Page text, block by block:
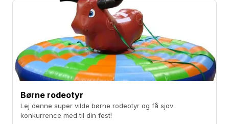
Pladsbehov: En diameter på 5 meter og en højde på
4 meter. Strømkrav: 1 x 230v, 2000w indenfor 20
meters rækkevidde. Underlag: Velegnet til græs og
asfalt, MEN ikke til grus eller sand
Børne rodeotyr
Lej denne super vilde børne rodeotyr og få sjov
konkurrence med til din fest!